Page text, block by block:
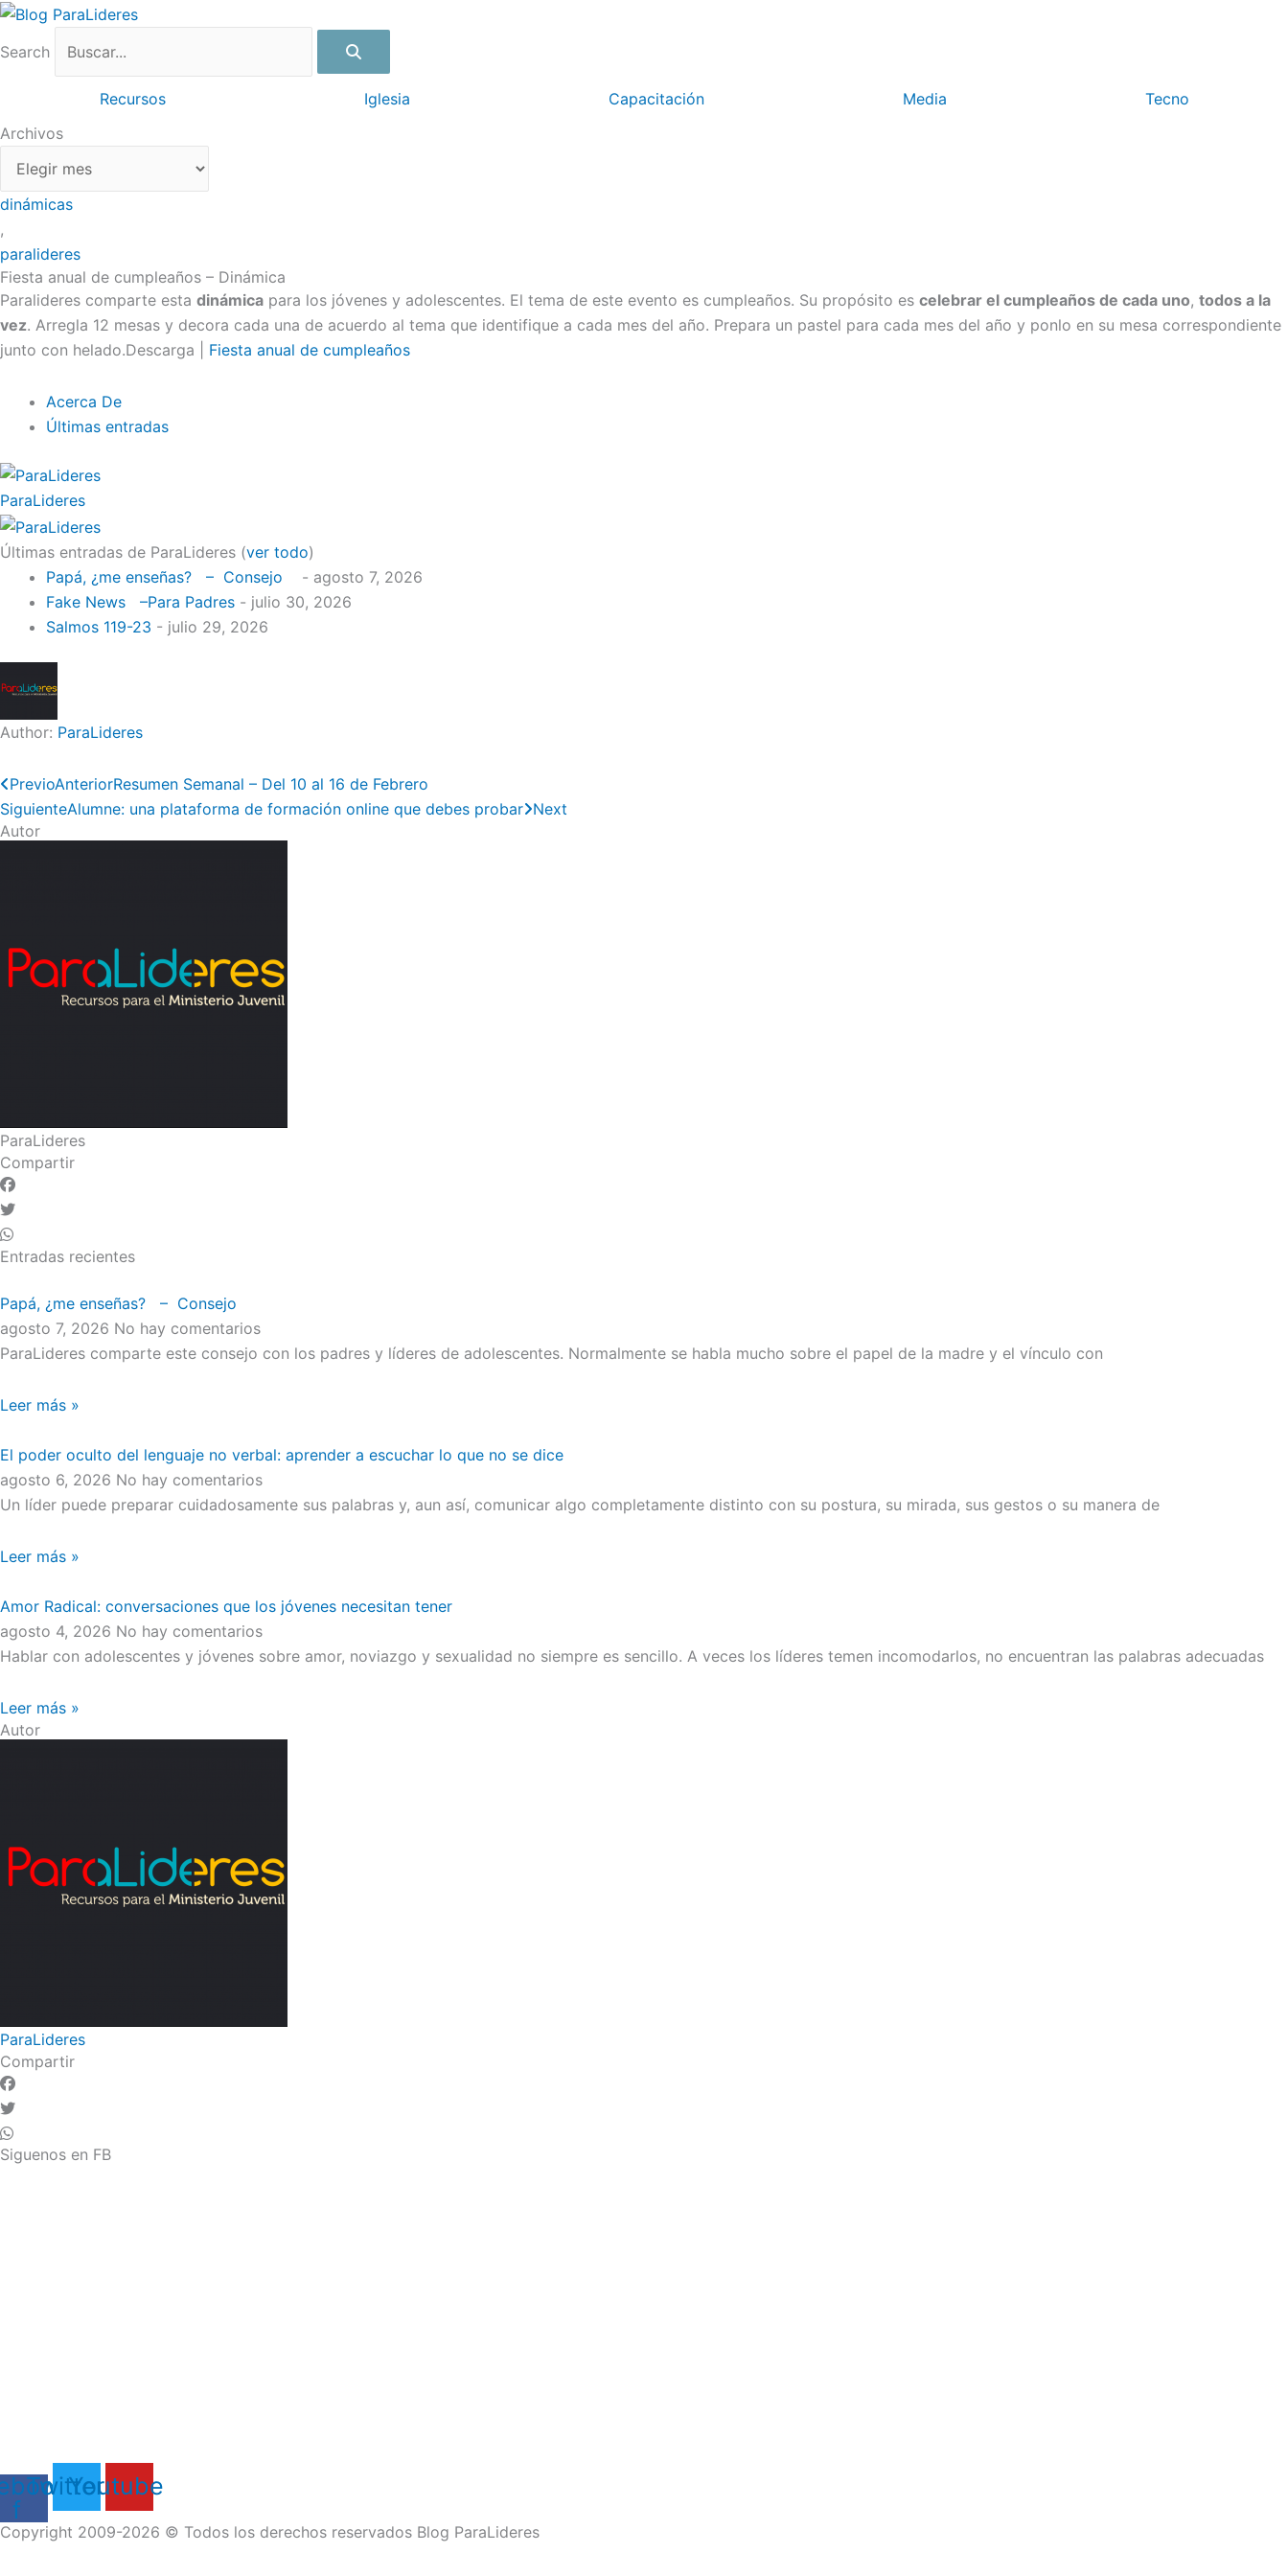
Ir
contenido
Search
Recursos Iglesia Capacitación Media
Tecno
Archivos
Archivos
dinámicas
,
paralideres
Fiesta anual de cumpleaños – Dinámica
Paralideres comparte esta dinámica para los jóvenes y adolescentes. El tema de este evento es cumpleaños. Su propósito es celebrar el cumpleaños de cada uno, todos a la
vez. Arregla 12 mesas y decora cada una de acuerdo al tema que identifique a cada mes del año. Prepara un pastel para cada mes del año y ponlo en su mesa correspondiente
junto con helado.Descarga | Fiesta anual de cumpleaños
Acerca De
Últimas entradas
ParaLideres
Últimas entradas de ParaLideres (ver todo)
Papá, ¿me enseñas? – Consejo
- agosto 7, 2026
Fake News –Para Padres - julio 30, 2026
Salmos 119-23 - julio 29, 2026
Author: ParaLideres
PrevioAnteriorResumen Semanal – Del 10 al 16 de Febrero
SiguienteAlumne: una plataforma de formación online que debes probar Next
Autor
ParaLideres
Compartir
Entradas recientes
Papá, ¿me enseñas? – Consejo
agosto 7, 2026 No hay comentarios
ParaLideres comparte este consejo con los padres y líderes de adolescentes. Normalmente se habla mucho sobre el papel de la madre y el vínculo con
Leer más »
El poder oculto del lenguaje no verbal: aprender a escuchar lo que no se dice
agosto 6, 2026 No hay comentarios
Un líder puede preparar cuidadosamente sus palabras y, aun así, comunicar algo completamente distinto con su postura, su mirada, sus gestos o su manera de
Leer más »
Amor Radical: conversaciones que los jóvenes necesitan tener
agosto 4, 2026 No hay comentarios
Hablar con adolescentes y jóvenes sobre amor, noviazgo y sexualidad no siempre es sencillo. A veces los líderes temen incomodarlos, no encuentran las palabras adecuadas
Leer más »
Autor
ParaLideres
Compartir
Siguenos en FB
f
TwitterYoutube
Copyright 2009-2026 © Todos los derechos reservados Blog ParaLideres